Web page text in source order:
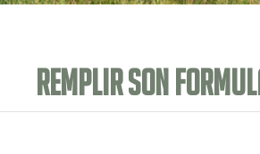
Remplir son